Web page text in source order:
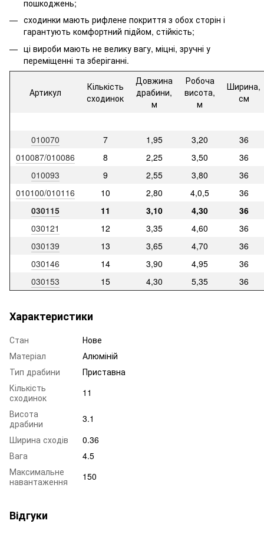
пошкоджень;
сходинки мають рифлене покриття з обох сторін і
гарантують комфортний підйом, стійкість;
ці вироби мають не велику вагу, міцні, зручні у
переміщенні та зберіганні.
Артикул
Кількість
сходинок
Довжина
драбини,
м
Робоча
висота,
м
Ширина,
см
010070 7 1,95 3,20
36
010087/010086
8 2,25 3,50
36
010093
9 2,55 3,80
36
010100/010116
10 2,80 4,0,5
36
030115
11 3,10 4,30
36
030121
12 3,35 4,60
36
030139
13 3,65 4,70
36
030146
14 3,90 4,95
36
030153
15 4,30 5,35 36
Характеристики
Стан
Нове
Матеріал
Алюміній
Тип драбини
Приставна
Кількість
сходинок
11
Висота
драбини
3.1
Ширина сходів
0.36
Вага
4.5
Максимальне
навантаження
150
Відгуки